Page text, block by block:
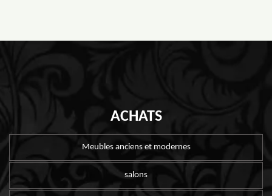
ACHATS
Meubles anciens et modernes
salons